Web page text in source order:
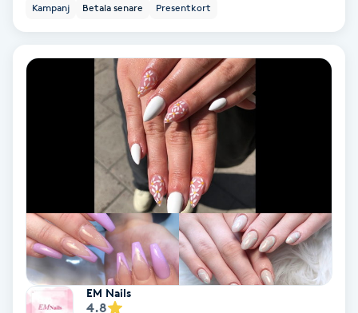
Svensk massage
Svettbehandling
Tuina-massage
Kampanj Betala senare Presentkort
EM Nails
4.8